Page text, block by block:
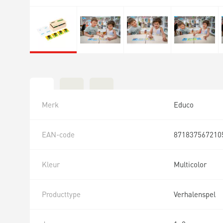
Merk Educo
EAN-code
Kleur Multicolor
Producttype Verhalenspel